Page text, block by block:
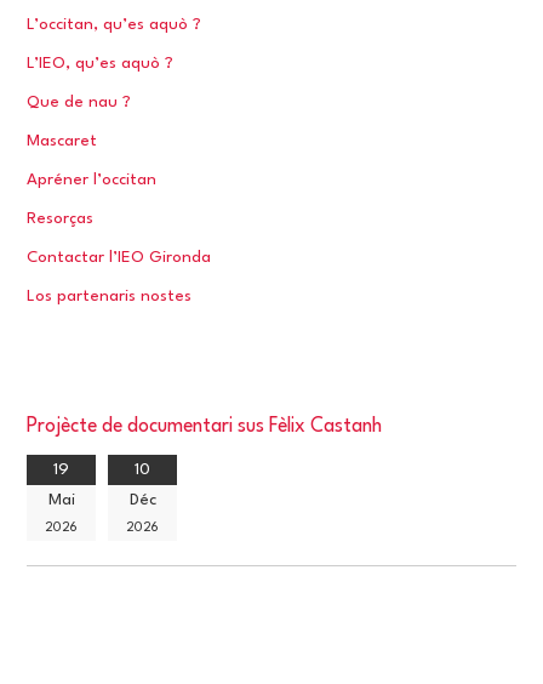
r
:
L’occitan, qu’es aquò ?
L’IEO, qu’es aquò ?
Que de nau ?
Mascaret
Apréner l’occitan
Resorças
Contactar l’IEO Gironda
Los partenaris nostes
Projècte de documentari sus Fèlix Castanh
19
Mai
2026
10
Déc
2026